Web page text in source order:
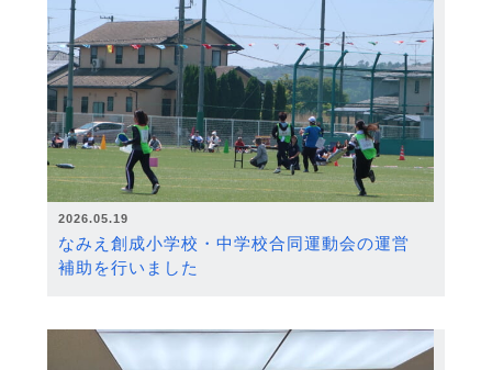
2026.05.19
なみえ創成小学校・中学校合同運動会の運営
補助を行いました